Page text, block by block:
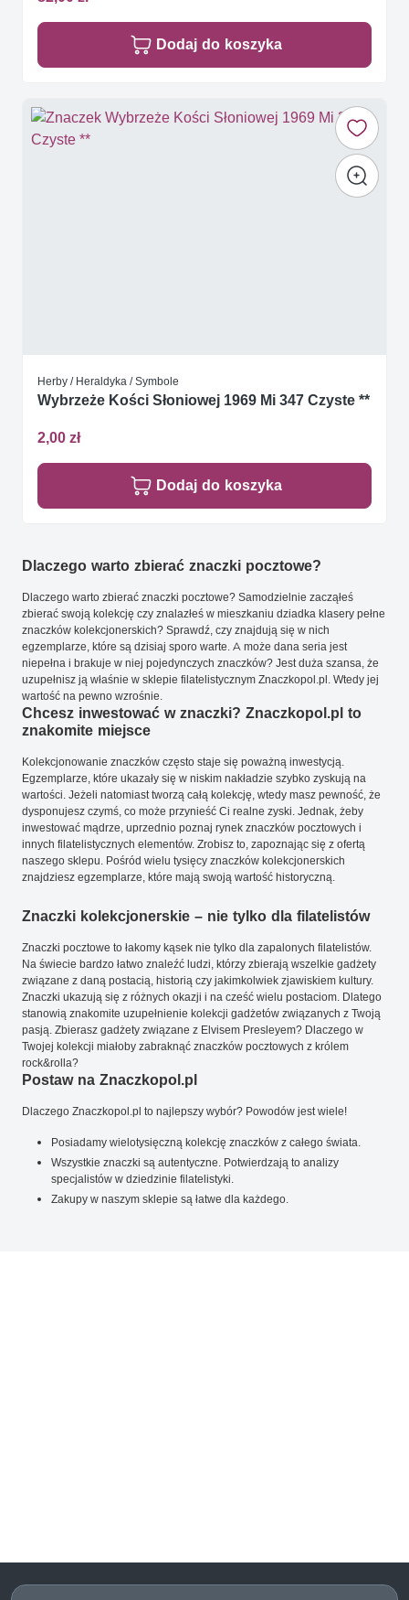
Dodaj do koszyka
Herby / Heraldyka / Symbole
Wybrzeże Kości Słoniowej 1969 Mi 347 Czyste **
2,00 zł
Dodaj do koszyka
Dlaczego warto zbierać znaczki pocztowe?
Dlaczego warto zbierać znaczki pocztowe? Samodzielnie zacząłeś
zbierać swoją kolekcję czy znalazłeś w mieszkaniu dziadka klasery pełne
znaczków kolekcjonerskich? Sprawdź, czy znajdują się w nich
egzemplarze, które są dzisiaj sporo warte. A może dana seria jest
niepełna i brakuje w niej pojedynczych znaczków? Jest duża szansa, że
uzupełnisz ją właśnie w sklepie filatelistycznym Znaczkopol.pl. Wtedy jej
wartość na pewno wzrośnie.
Chcesz inwestować w znaczki? Znaczkopol.pl to
znakomite miejsce
Kolekcjonowanie znaczków często staje się poważną inwestycją.
Egzemplarze, które ukazały się w niskim nakładzie szybko zyskują na
wartości. Jeżeli natomiast tworzą całą kolekcję, wtedy masz pewność, że
dysponujesz czymś, co może przynieść Ci realne zyski. Jednak, żeby
inwestować mądrze, uprzednio poznaj rynek znaczków pocztowych i
innych filatelistycznych elementów. Zrobisz to, zapoznając się z ofertą
naszego sklepu. Pośród wielu tysięcy znaczków kolekcjonerskich
znajdziesz egzemplarze, które mają swoją wartość historyczną.
Znaczki kolekcjonerskie – nie tylko dla filatelistów
Znaczki pocztowe to łakomy kąsek nie tylko dla zapalonych filatelistów.
Na świecie bardzo łatwo znaleźć ludzi, którzy zbierają wszelkie gadżety
związane z daną postacią, historią czy jakimkolwiek zjawiskiem kultury.
Znaczki ukazują się z różnych okazji i na cześć wielu postaciom. Dlatego
stanowią znakomite uzupełnienie kolekcji gadżetów związanych z Twoją
pasją. Zbierasz gadżety związane z Elvisem Presleyem? Dlaczego w
Twojej kolekcji miałoby zabraknąć znaczków pocztowych z królem
rock&rolla?
Postaw na Znaczkopol.pl
Dlaczego Znaczkopol.pl to najlepszy wybór? Powodów jest wiele!
Posiadamy wielotysięczną kolekcję znaczków z całego świata.
Wszystkie znaczki są autentyczne. Potwierdzają to analizy
specjalistów w dziedzinie filatelistyki.
Zakupy w naszym sklepie są łatwe dla każdego.